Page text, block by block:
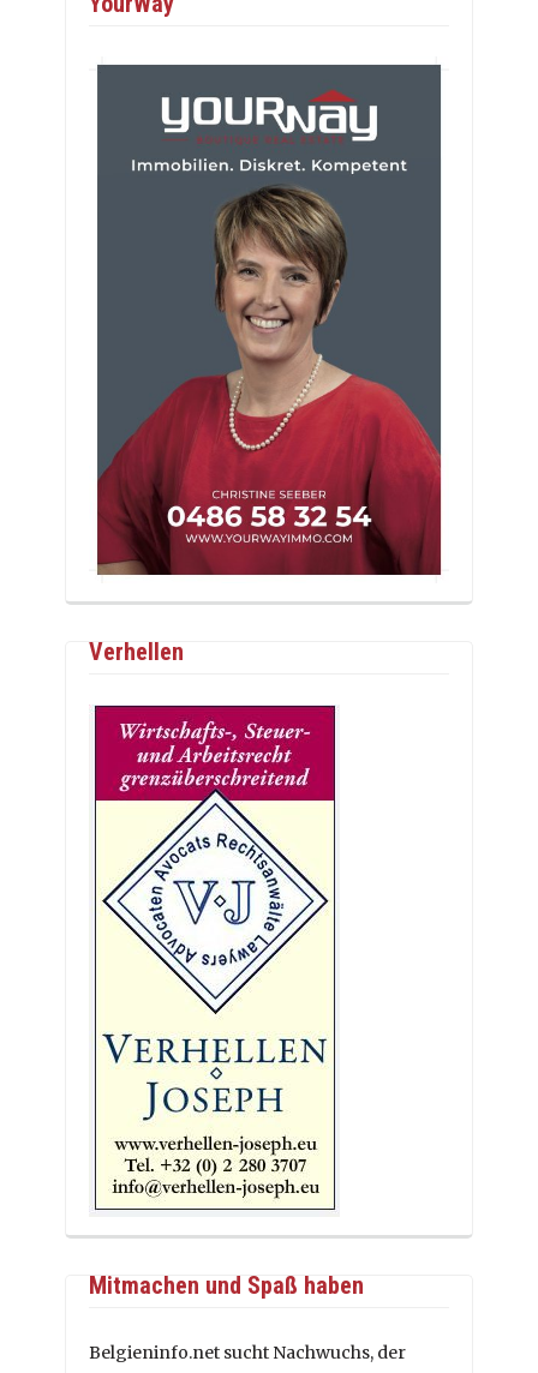
Verhellen
Mitmachen und Spaß haben
Belgieninfo.net sucht Nachwuchs, der